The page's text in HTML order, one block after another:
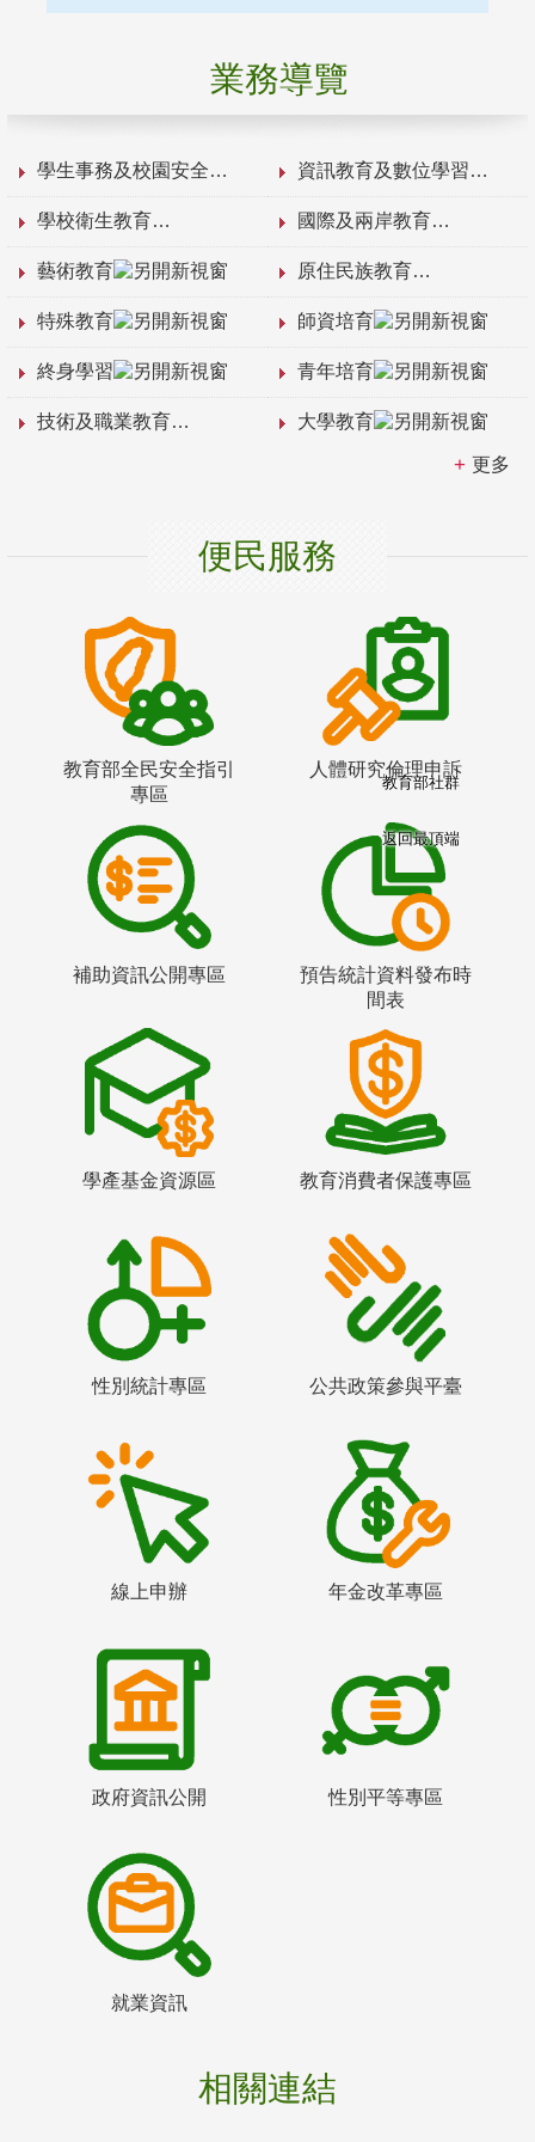
業務導覽
學生事務及校園安全 資訊教育及數位學習
學校衛生教育 國際及兩岸教育
藝術教育 原住民族教育
特殊教育 師資培育
終身學習 青年培育
技術及職業教育 大學教育
更多
便民服務
教育部全民安全指引
專區
人體研究倫理申訴
補助資訊公開專區
預告統計資料發布時
間表
學產基金資源區 教育消費者保護專區
性別統計專區 公共政策參與平臺
線上申辦 年金改革專區
政府資訊公開 性別平等專區
就業資訊
相關連結
教育部社群
返回最頂端